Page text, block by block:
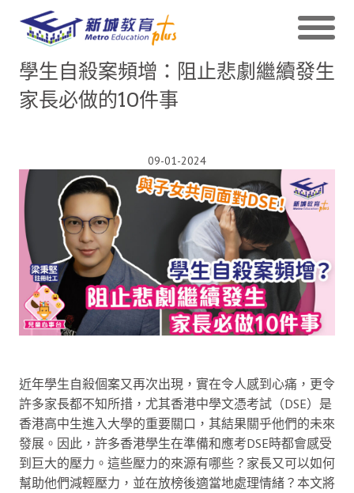
學生自殺案頻增：阻止悲劇繼續發生
家長必做的10件事
09-01-2024
近年學生自殺個案又再次出現，實在令人感到心痛，更令
許多家長都不知所措，尤其香港中學文憑考試（DSE）是
香港高中生進入大學的重要關口，其結果關乎他們的未來
發展。因此，許多香港學生在準備和應考DSE時都會感受
到巨大的壓力。這些壓力的來源有哪些？家長又可以如何
幫助他們減輕壓力，並在放榜後適當地處理情緒？本文將